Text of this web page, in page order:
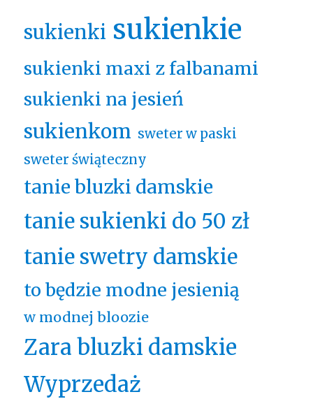
sukienki sukienkie
sukienki maxi z falbanami
sukienki na jesień
sukienkom sweter w paski
sweter świąteczny
tanie bluzki damskie
tanie sukienki do 50 zł
tanie swetry damskie
to będzie modne jesienią
w modnej bloozie
Zara bluzki damskie
Wyprzedaż